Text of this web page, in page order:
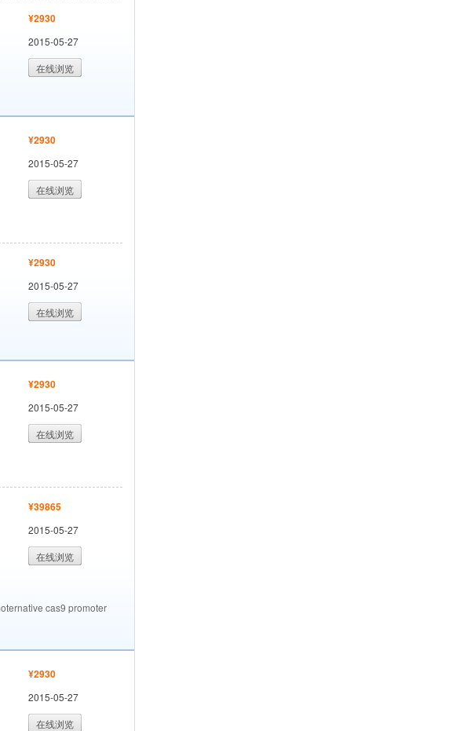
¥2930
2015-05-27
在线浏览
¥2930
2015-05-27
在线浏览
¥2930
2015-05-27
在线浏览
¥2930
2015-05-27
在线浏览
¥39865
2015-05-27
在线浏览
cas9 promoter
¥2930
2015-05-27
在线浏览